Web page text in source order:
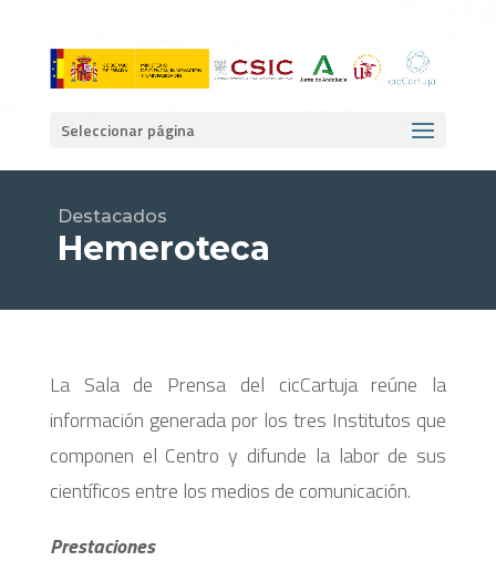
Seleccionar página
Destacados
Hemeroteca
La Sala de Prensa del cicCartuja reúne la
información generada por los tres Institutos que
componen el Centro y difunde la labor de sus
científicos entre los medios de comunicación.
Prestaciones